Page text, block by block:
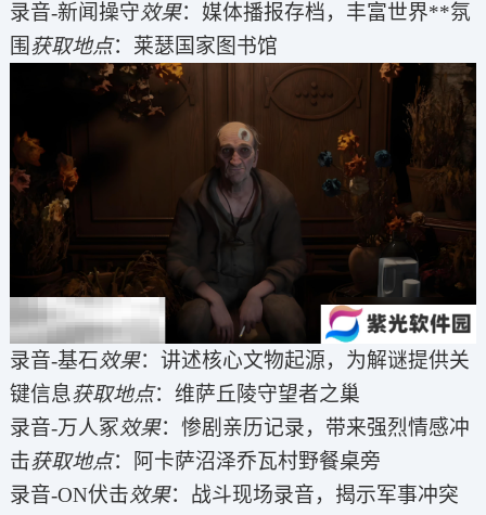
录音-新闻操守效果：媒体播报存档，丰富世界**氛
围获取地点：莱瑟国家图书馆
录音-基石效果：讲述核心文物起源，为解谜提供关
键信息获取地点：维萨丘陵守望者之巢
录音-万人冢效果：惨剧亲历记录，带来强烈情感冲
击获取地点：阿卡萨沼泽乔瓦村野餐桌旁
录音-ON伏击效果：战斗现场录音，揭示军事冲突